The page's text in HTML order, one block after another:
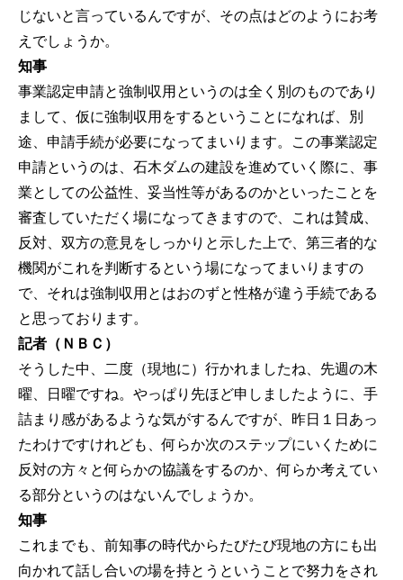
じないと言っているんですが、その点はどのようにお考
えでしょうか。
知事
事業認定申請と強制収用というのは全く別のものであり
まして、仮に強制収用をするということになれば、別
途、申請手続が必要になってまいります。この事業認定
申請というのは、石木ダムの建設を進めていく際に、事
業としての公益性、妥当性等があるのかといったことを
審査していただく場になってきますので、これは賛成、
反対、双方の意見をしっかりと示した上で、第三者的な
機関がこれを判断するという場になってまいりますの
で、それは強制収用とはおのずと性格が違う手続である
と思っております。
記者（ＮＢＣ）
そうした中、二度（現地に）行かれましたね、先週の木
曜、日曜ですね。やっぱり先ほど申しましたように、手
詰まり感があるような気がするんですが、昨日１日あっ
たわけですけれども、何らか次のステップにいくために
反対の方々と何らかの協議をするのか、何らか考えてい
る部分というのはないんでしょうか。
知事
これまでも、前知事の時代からたびたび現地の方にも出
向かれて話し合いの場を持とうということで努力をされ